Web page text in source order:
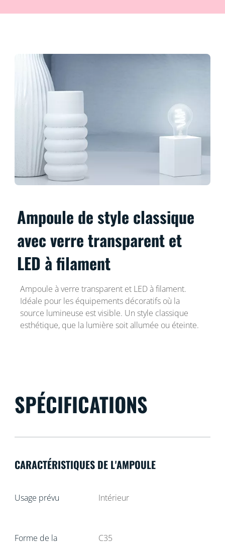
Ampoule de style classique
avec verre transparent et
LED à filament
Ampoule à verre transparent et LED à filament.
Idéale pour les équipements décoratifs où la
source lumineuse est visible. Un style classique
esthétique, que la lumière soit allumée ou éteinte.
SPÉCIFICATIONS
CARACTÉRISTIQUES DE L'AMPOULE
Usage prévu Intérieur
Forme de la
C35